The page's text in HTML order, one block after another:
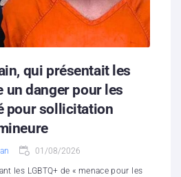
qui présentait les
un danger pour les
pour sollicitation
01/08/2026
les LGBTQ+ de « menace pour les